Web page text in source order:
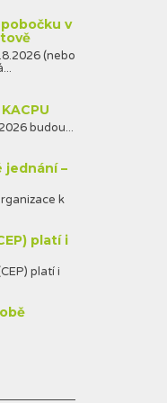
v
(nebo
budou...
jednání –
k
platí i
platí i